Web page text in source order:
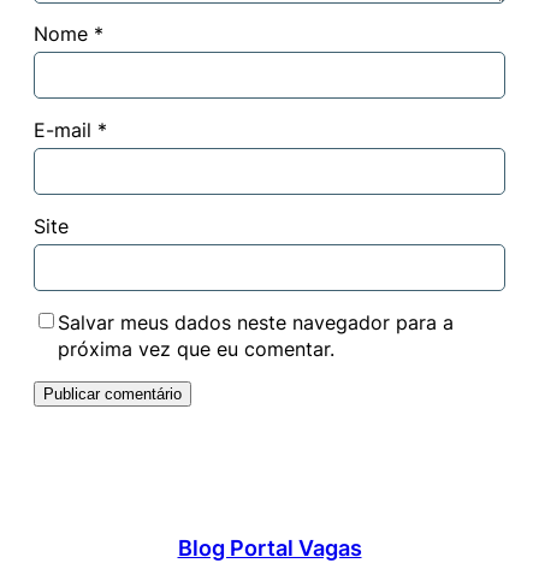
Nome *
E-mail *
Site
Salvar meus dados neste navegador para a
próxima vez que eu comentar.
Blog Portal Vagas